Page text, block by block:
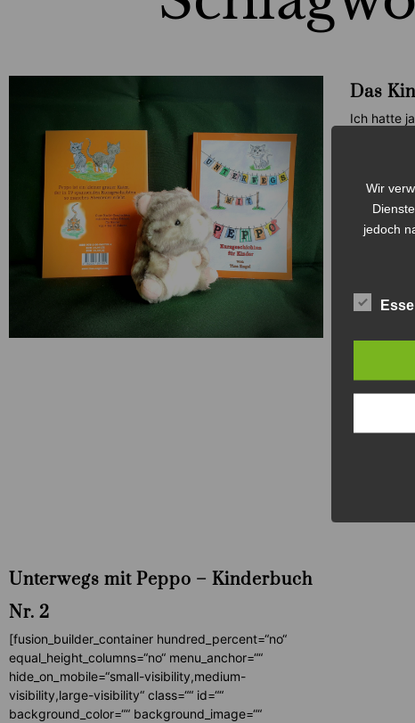
Unterwegs mit Peppo – Kinderbuch
Nr. 2
[fusion_builder_container hundred_percent=“no“
equal_height_columns=“no“ menu_anchor=““
hide_on_mobile=“small-visibility,medium-
visibility,large-visibility“ class=““ id=““
background_color=““ background_image=““
Das
Ich hatte
Read More
Wir
jedoch